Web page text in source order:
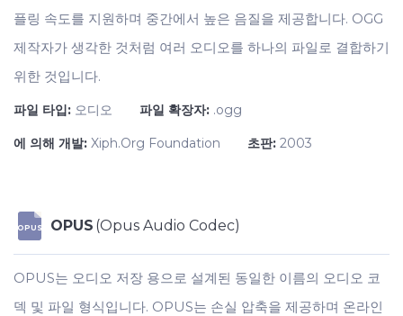
플링 속도를 지원하며 중간에서 높은 음질을 제공합니다. OGG
제작자가 생각한 것처럼 여러 오디오를 하나의 파일로 결합하기
위한 것입니다.
파일 타입: 오디오 파일 확장자: .ogg
에 의해 개발: Xiph.Org Foundation 초판: 2003
OPUS OPUS (Opus Audio Codec)
OPUS는 오디오 저장 용으로 설계된 동일한 이름의 오디오 코
덱 및 파일 형식입니다. OPUS는 손실 압축을 제공하며 온라인